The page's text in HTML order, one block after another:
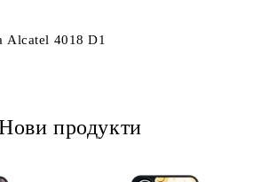
Alcatel 4018 D1
продукти